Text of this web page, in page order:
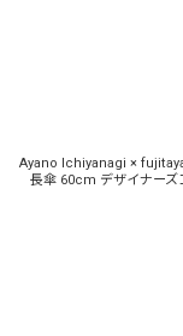
Ayano Ichiyanagi ×
長傘 60cm デザイナーズ